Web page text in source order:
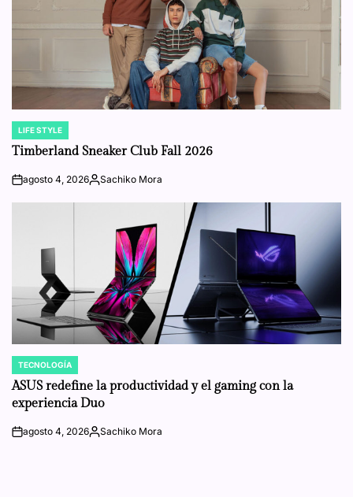
POSTED
IN
LIFE STYLE
Timberland Sneaker Club Fall 2026
onagosto 4, 2026Posted
Sachiko Mora
POSTED
IN
TECNOLOGÍA
ASUS redefine la productividad y el gaming con la
experiencia Duo
onagosto 4, 2026Posted
Sachiko Mora